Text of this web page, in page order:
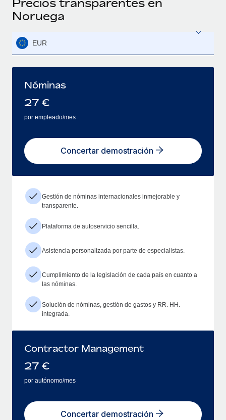
Precios transparentes en
Noruega
EUR
Nóminas
27 €
por empleado/mes
Concertar demostración
Gestión de nóminas internacionales inmejorable y
transparente.
Plataforma de autoservicio sencilla.
Asistencia personalizada por parte de especialistas.
Cumplimiento de la legislación de cada país en cuanto a
las nóminas.
Solución de nóminas, gestión de gastos y RR. HH.
integrada.
Contractor Management
27 €
por autónomo/mes
Concertar demostración